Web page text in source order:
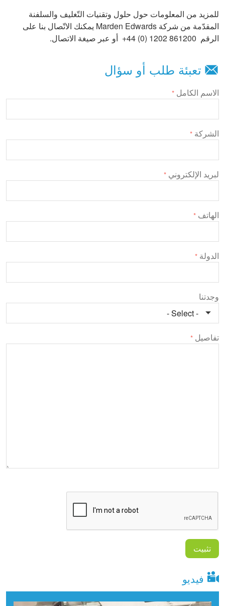
للمزيد من المعلومات حول حلول وتقنيات التّغليف والسلفنة
المقدّمة من شركة Marden Edwards يمكنك الاتّصال بنا على
الرقم 861200 1202 (0) 44+ أو عبر صيغة الاتصال.
تعبئة طلب أو سؤال
الاسم الكامل *
الشركة *
لبريد الإلكتروني *
الهاتف *
الدولة *
وجدتنا
تفاصيل *
فيديو